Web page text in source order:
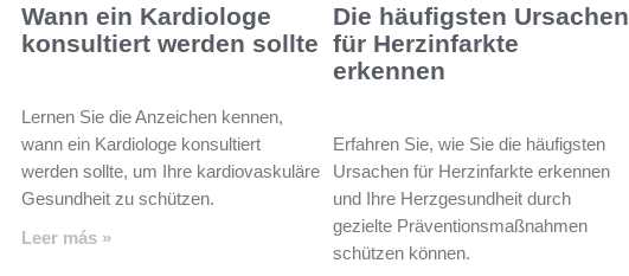
Wann ein Kardiologe
konsultiert werden sollte
Lernen Sie die Anzeichen kennen,
wann ein Kardiologe konsultiert
werden sollte, um Ihre kardiovaskuläre
Gesundheit zu schützen.
Leer más »
Die häufigsten Ursachen
für Herzinfarkte
erkennen
Erfahren Sie, wie Sie die häufigsten
Ursachen für Herzinfarkte erkennen
und Ihre Herzgesundheit durch
gezielte Präventionsmaßnahmen
schützen können.